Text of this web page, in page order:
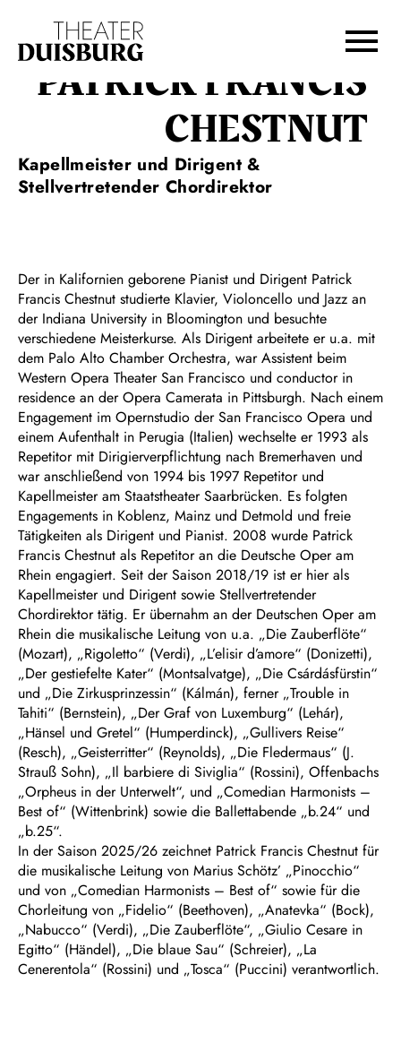
Zur Hauptnavigation springen
Zum Footer springen
PATRICK FRANCIS
CHESTNUT
Kapellmeister und Dirigent &
Stellvertretender Chordirektor
Der in Kalifornien geborene Pianist und Dirigent Patrick
Francis Chestnut studierte Klavier, Violoncello und Jazz an
der Indiana University in Bloomington und besuchte
verschiedene Meisterkurse. Als Dirigent arbeitete er u.a. mit
dem Palo Alto Chamber Orchestra, war Assistent beim
Western Opera Theater San Francisco und conductor in
residence an der Opera Camerata in Pittsburgh. Nach einem
Engagement im Opernstudio der San Francisco Opera und
einem Aufenthalt in Perugia (Italien) wechselte er 1993 als
Repetitor mit Dirigierverpflichtung nach Bremerhaven und
war anschließend von 1994 bis 1997 Repetitor und
Kapellmeister am Staatstheater Saarbrücken. Es folgten
Engagements in Koblenz, Mainz und Detmold und freie
Tätigkeiten als Dirigent und Pianist. 2008 wurde Patrick
Francis Chestnut als Repetitor an die Deutsche Oper am
Rhein engagiert. Seit der Saison 2018/19 ist er hier als
Kapellmeister und Dirigent sowie Stellvertretender
Chordirektor tätig. Er übernahm an der Deutschen Oper am
Rhein die musikalische Leitung von u.a. „Die Zauberflöte“
(Mozart), „Rigoletto“ (Verdi), „L’elisir d’amore“ (Donizetti),
„Der gestiefelte Kater“ (Montsalvatge), „Die Csárdásfürstin“
und „Die Zirkusprinzessin“ (Kálmán), ferner „Trouble in
Tahiti“ (Bernstein), „Der Graf von Luxemburg“ (Lehár),
„Hänsel und Gretel“ (Humperdinck), „Gullivers Reise“
(Resch), „Geisterritter“ (Reynolds), „Die Fledermaus“ (J.
Strauß Sohn), „Il barbiere di Siviglia“ (Rossini), Offenbachs
„Orpheus in der Unterwelt“, und „Comedian Harmonists –
Best of“ (Wittenbrink) sowie die Ballettabende „b.24“ und
„b.25“.
In der Saison 2025/26 zeichnet Patrick Francis Chestnut für
die musikalische Leitung von Marius Schötz’ „Pinocchio“
und von „Comedian Harmonists – Best of“ sowie für die
Chorleitung von „Fidelio“ (Beethoven), „Anatevka“ (Bock),
„Nabucco“ (Verdi), „Die Zauberflöte“, „Giulio Cesare in
Egitto“ (Händel), „Die blaue Sau“ (Schreier), „La
Cenerentola“ (Rossini) und „Tosca“ (Puccini) verantwortlich.